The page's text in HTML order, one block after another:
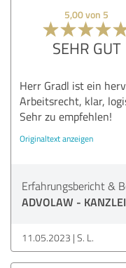
5,00 von 5
SEHR GUT
Herr Gradl ist ein
Arbeitsrecht, klar,
Sehr zu empfehlen!
Originaltext anzeigen
Erfahrungsbericht &
ADVOLAW -
11.05.2023 S. L.